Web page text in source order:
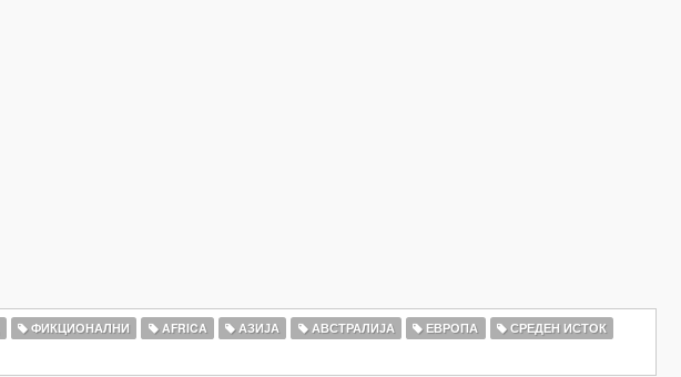
ФИКЦИОНАЛНИ AFRICA АЗИЈА АВСТРАЛИЈА ЕВРОПА
СРЕДЕН ИСТОК